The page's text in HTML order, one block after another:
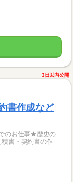
3日以内公開
書作成など
のお仕事★歴史の
書・契約書の作